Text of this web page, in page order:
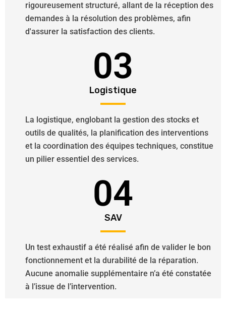
rigoureusement structuré, allant de la réception des
demandes à la résolution des problèmes, afin
d'assurer la satisfaction des clients.
03
Logistique
La logistique, englobant la gestion des stocks et
outils de qualités, la planification des interventions
et la coordination des équipes techniques, constitue
un pilier essentiel des services.
04
SAV
Un test exhaustif a été réalisé afin de valider le bon
fonctionnement et la durabilité de la réparation.
Aucune anomalie supplémentaire n’a été constatée
à l’issue de l’intervention.